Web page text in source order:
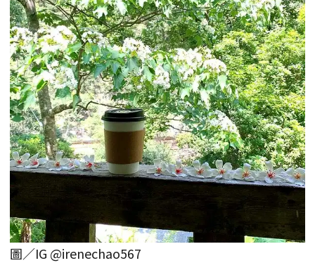
圖／IG @irenechao567